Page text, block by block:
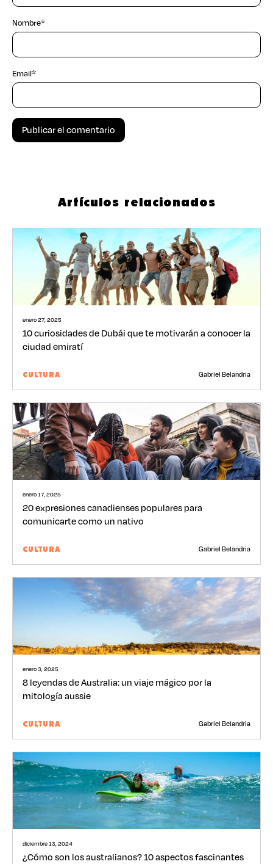
Nombre*
Email*
Artículos relacionados
enero 27, 2025
10 curiosidades de Dubái que te motivarán a conocer la
ciudad emiratí
CULTURA Gabriel Belandria
enero 17, 2025
20 expresiones canadienses populares para
comunicarte como un nativo
CULTURA Gabriel Belandria
enero 3, 2025
8 leyendas de Australia: un viaje mágico por la
mitología aussie
CULTURA Gabriel Belandria
diciembre 13, 2024
¿Cómo son los australianos? 10 aspectos fascinantes